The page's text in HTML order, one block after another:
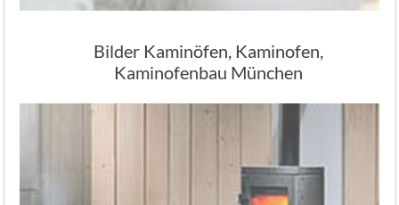
Bilder Kaminöfen, Kaminofen,
Kaminofenbau München